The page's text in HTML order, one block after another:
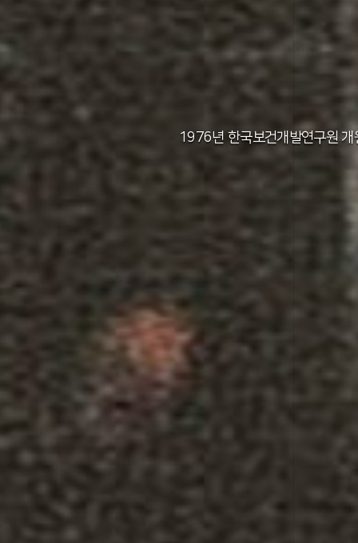
1971년 가족계획연구원
1976년 한국보건개발연구원 개
1982년 한국인구보건연구원 신청사 준
2012년 한국보건사회연구원 서울 청사
2011년 한국보건사회연구원 설립 40주년
2014년 한국보건사회연구원 세종 청사